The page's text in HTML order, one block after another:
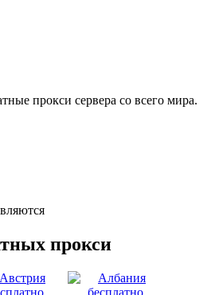
прокси сервера со всего мира.
прокси